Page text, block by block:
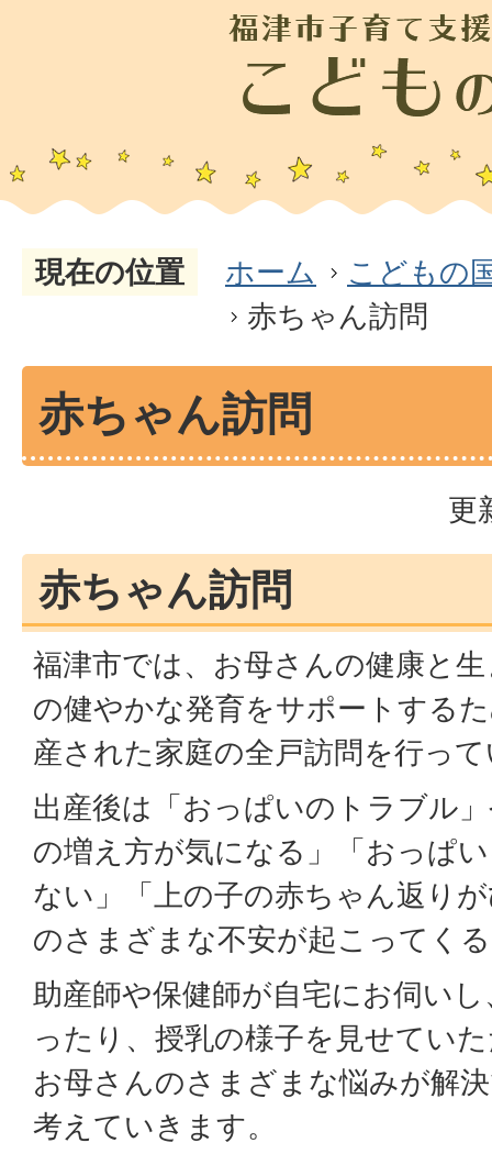
現在の位置 ホーム
こどもの
赤ちゃん訪問
赤ちゃん訪問
更
赤ちゃん訪問
福津市では、お母さんの健康と
の健やかな発育をサポートする
産された家庭の全戸訪問を行っ
出産後は「おっぱいのトラブル
の増え方が気になる」「おっぱ
ない」「上の子の赤ちゃん返り
のさまざまな不安が起こってく
助産師や保健師が自宅にお伺い
ったり、授乳の様子を見せてい
お母さんのさまざまな悩みが解
考えていきます。